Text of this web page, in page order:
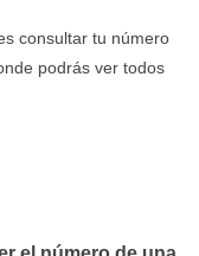
consultar tu número
podrás ver todos